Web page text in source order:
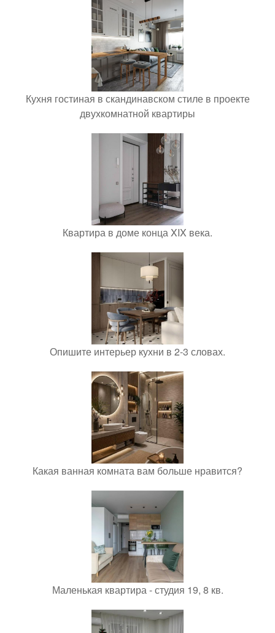
Кухня гостиная в скандинавском стиле в проекте
двухкомнатной квартиры
Квартира в доме конца XIX века.
Опишите интерьер кухни в 2-3 словах.
Какая ванная комната вам больше нравится?
Маленькая квартира - студия 19, 8 кв.